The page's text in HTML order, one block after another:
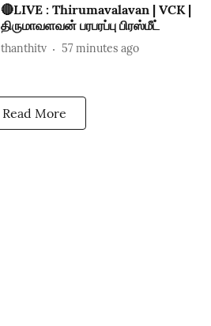
🔴LIVE : Thirumavalavan | VCK |
திருமாவளவன் பரபரப்பு பிரஸ்மீட்
thanthitv 57 minutes ago
Read More